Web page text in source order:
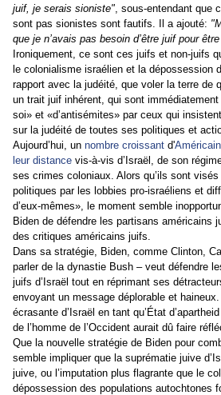
juif, je serais sioniste" , sous-entendant que
sont pas sionistes sont fautifs. Il a ajouté:
que je n’avais pas besoin d’être juif pour
Ironiquement, ce sont ces juifs et non-juifs
le colonialisme israélien et la dépossession
rapport avec la judéité, que voler la terre de
un trait juif inhérent, qui sont
soi» et «d’antisémites» par ceux qui
sur la judéité de toutes ses politiques et
Aujourd’hui, un nombre croissant d'
leur distance vis-à-vis d’Israël, de son
ses crimes coloniaux. Alors qu’ils sont
politiques par les lobbies pro-israéliens et
d’eux-mêmes», le moment semble
Biden de défendre les partisans américains
des critiques américains juifs.
Dans sa stratégie, Biden, comme Clinton,
parler de la dynastie Bush – veut défendre
juifs d’Israël tout en réprimant ses
envoyant un message déplorable et
écrasante d’Israël en tant qu’État
de l’homme de l’Occident aurait dû faire
Que la nouvelle stratégie de Biden pour
semble impliquer que la suprématie juive
juive, ou l’imputation plus flagrante que le
dépossession des populations autochtones